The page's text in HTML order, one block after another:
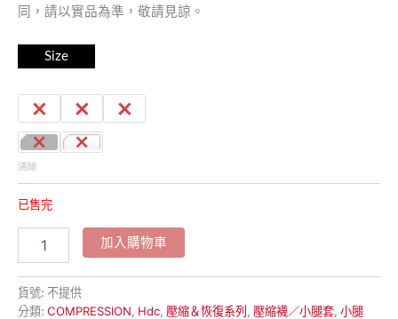
同，請以實品為準，敬請見諒。
Size
S M L
清除
已售完
加入購物車
貨號: 不提供
分類: COMPRESSION, Hdc, 壓縮＆恢復系列 , 壓縮襪／小腿套, 小腿